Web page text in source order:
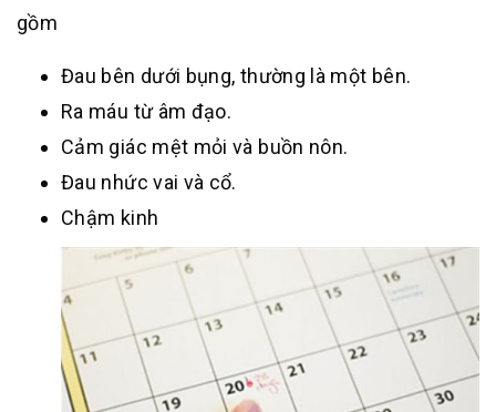
gồm
Đau bên dưới bụng, thường là một bên.
Ra máu từ âm đạo.
Cảm giác mệt mỏi và buồn nôn.
Đau nhức vai và cổ.
Chậm kinh